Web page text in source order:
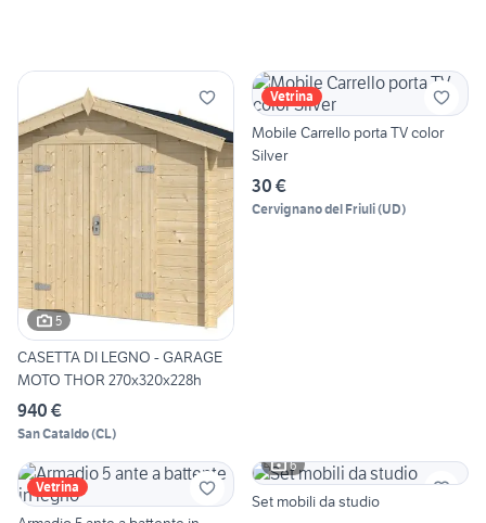
5
CASETTA DI LEGNO - GARAGE
MOTO THOR 270x320x228h
940 €
San Cataldo(CL)
Vetrina
Mobile Carrello porta TV color
Silver
30 €
Cervignano del Friuli(UD)
Vetrina
6
Set mobili da studio